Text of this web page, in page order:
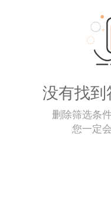
没有找
删除筛选条
您一定